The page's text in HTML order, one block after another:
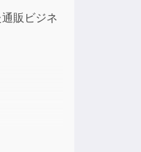
販ビジネ